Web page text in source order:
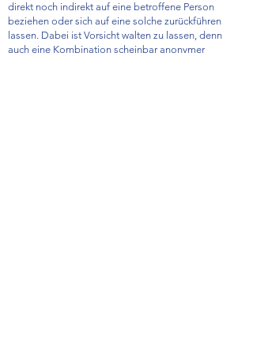
direkt noch indirekt auf eine betroffene Person
beziehen oder sich auf eine solche zurückführen
lassen. Dabei ist Vorsicht walten zu lassen, denn
auch eine Kombination scheinbar anonymer